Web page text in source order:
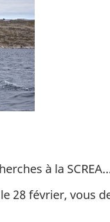
à la
28 février, vous